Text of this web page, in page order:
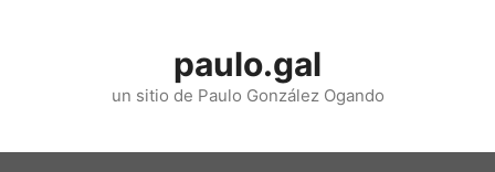
paulo.gal
un sitio de Paulo González Ogando